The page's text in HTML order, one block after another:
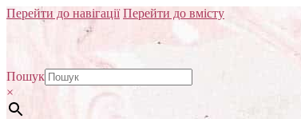
Перейти до навігації Перейти до вмісту
Пошук
×